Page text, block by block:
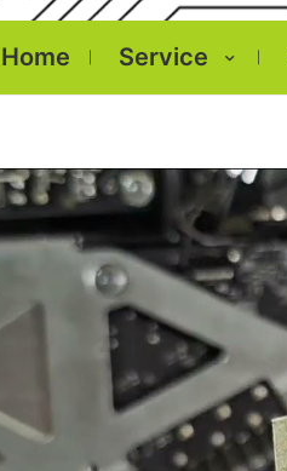
Home Service